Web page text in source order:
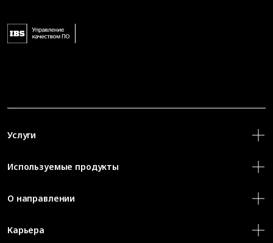
Услуги
Используемые продукты
О направлении
Карьера